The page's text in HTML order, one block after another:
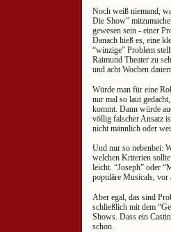
Noch weiß niemand,
Die Show”
gewesen sein - einer
Danach hieß es, eine
“winzige” Problem
Raimund Theater zu
und acht Wochen
Würde man für eine
nur mal so laut
kommt. Dann würde
völlig falscher Ansatz
nicht männlich oder
Und nur so nebenbei:
welchen Kriterien
leicht. “Joseph” oder
populäre Musicals, vor
Aber egal, das sind
schließlich mit dem
Shows. Dass ein
schon.